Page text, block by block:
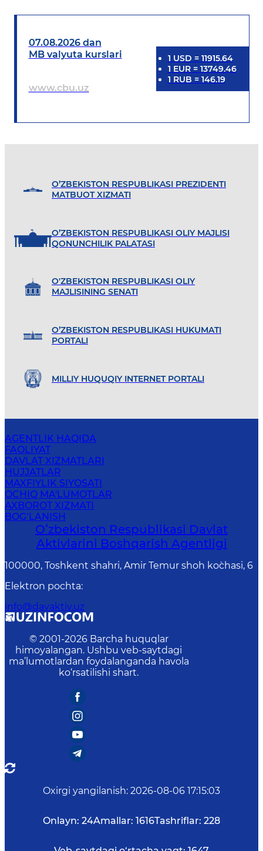
07.08.2026 dan
MB valyuta kurslari
www.cbu.uz
1 USD = 11915.64
1 EUR= 13749.46
1 RUB = 146.19
O’ZBEKISTON RESPUBLIKASI PREZIDENTI
MATBUOT XIZMATI
O’ZBEKISTON RESPUBLIKASI OLIY MAJLISI
QONUNCHILIK PALATASI
O'ZBEKISTON RESPUBLIKASI OLIY
MAJLISINING SENATI
O’ZBEKISTON RESPUBLIKASI HUKUMATI
PORTALI
MILLIY HUQUQIY INTERNET PORTALI
AGENTLIK HAQIDA
FAOLIYAT
DAVLAT XIZMATLARI
HUJJATLAR
MAXFIYLIK SIYOSATI
OCHIQ MA'LUMOTLAR
AXBOROT XIZMATI
BOG‘LANISH
Oʻzbekiston Respublikasi Davlat
Aktivlarini Boshqarish Agentligi
100000, Toshkent shahri, Amir Temur shoh ko`chasi, 6
Elektron pochta:
info@davaktiv.uz
© 2001-2026 Barcha huquqlar
himoyalangan. Ushbu veb-saytdagi
ma’lumotlardan foydalanganda havola
ko‘rsatilishi shart.
Oxirgi yangilanish: 2026-08-06 17:15:03
Onlayn: 24Amallar: 1616Tashriflar: 228